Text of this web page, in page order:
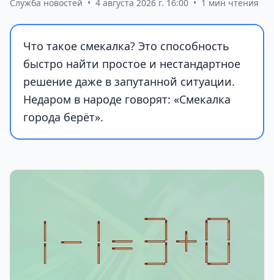
Служба новостей • 4 августа 2026 г. 16:00 • 1 мин чтения
Что такое смекалка? Это способность
быстро найти простое и нестандартное
решение даже в запутанной ситуации.
Недаром в народе говорят: «Смекалка
города берёт».